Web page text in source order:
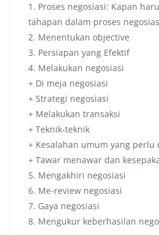
1. Proses negosiasi: Kapan
tahapan dalam proses
2. Menentukan objective
3. Persiapan yang Efektif
4. Melakukan negosiasi
+ Di meja negosiasi
+ Strategi negosiasi
+ Melakukan transaksi
+ Teknik-teknik
+ Kesalahan umum yang
+ Tawar menawar dan
5. Mengakhiri negosiasi
6. Me-review negosiasi
7. Gaya negosiasi
8. Mengukur keberhasilan